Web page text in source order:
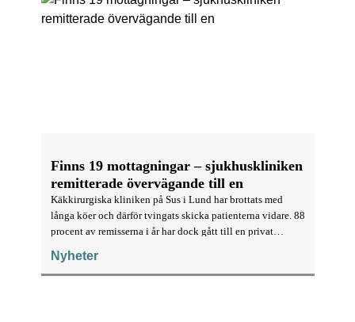
Finns 19 mottagningar – sjukhuskliniken
remitterade övervägande till en
Käkkirurgiska kliniken på Sus i Lund har brottats med
långa köer och därför tvingats skicka patienterna vidare. 88
procent av remisserna i år har dock gått till en privat
Nyheter